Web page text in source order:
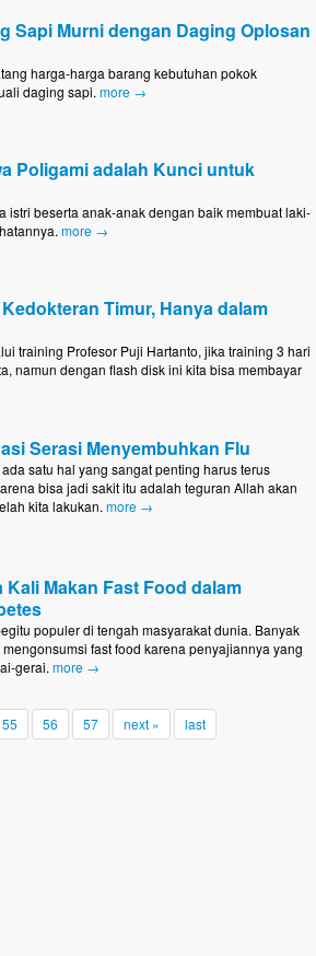
Sapi Murni dengan Daging Oplosan
harga-harga barang kebutuhan pokok
daging sapi. more →
Poligami adalah Kunci untuk
istri beserta anak-anak dengan baik membuat laki-
more →
Timur, Hanya dalam
training Profesor Puji Hartanto, jika training 3 hari
namun dengan flash disk ini kita bisa membayar
Serasi Menyembuhkan Flu
satu hal yang sangat penting harus terus
bisa jadi sakit itu adalah teguran Allah akan
kita lakukan. more →
Makan Fast Food dalam
populer di tengah masyarakat dunia. Banyak
fast food karena penyajiannya yang
gerai. more →
55 56 57 next » last